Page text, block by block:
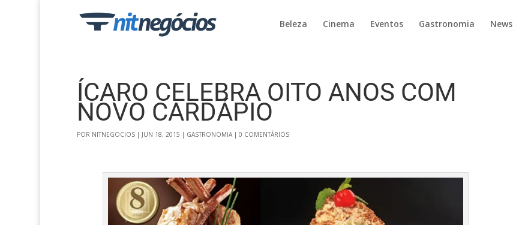
Beleza Cinema Eventos Gastronomia News
ÍCARO CELEBRA OITO ANOS COM
NOVO CARDÁPIO
POR NITNEGOCIOS| JUN 18, 2015 | GASTRONOMIA| 0 COMENTÁRIOS